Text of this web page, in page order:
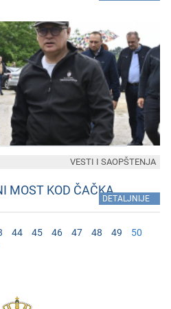
MOST KOD ČAČKA
DETALJNIJE
VESTI I SAOPŠTENJA
44 45 46 47 48 49
50